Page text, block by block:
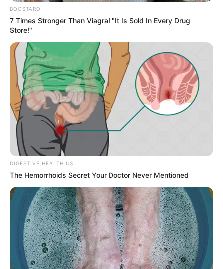
ΔΗΜΟΦΙΛΗ ΑΡΘΡΑ
BOOSTARO
7 Times Stronger Than Viagra! "It Is Sold In Every Drug
Store!"
DIGESTIVE HEALTH US
The Hemorrhoids Secret Your Doctor Never Mentioned